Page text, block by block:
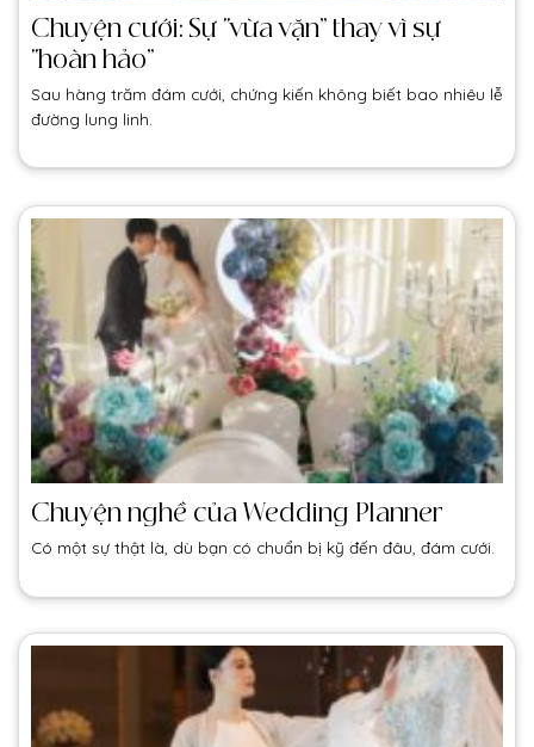
Chuyện cưới: Sự “vừa vặn” thay vì sự
“hoàn hảo”
Sau hàng trăm đám cưới, chứng kiến không biết bao nhiêu lễ
đường lung linh.
Chuyện nghề của Wedding Planner
Có một sự thật là, dù bạn có chuẩn bị kỹ đến đâu, đám cưới.